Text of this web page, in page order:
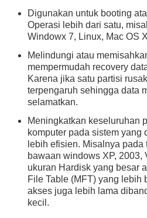
Digunakan untuk booting
Operasi lebih dari satu,
Windowx 7, Linux, Mac OS
Melindungi atau
mempermudah recovery
Karena jika satu partisi
terpengaruh sehingga data
selamatkan.
Meningkatkan keseluruhan
komputer pada sistem yang
lebih efisien. Misalnya
bawaan windows XP, 2003,
ukuran Hardisk yang besar
File Table (MFT) yang lebih
akses juga lebih lama
kecil.